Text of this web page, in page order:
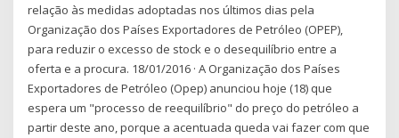
relação às medidas adoptadas nos últimos dias pela
Organização dos Países Exportadores de Petróleo (OPEP),
para reduzir o excesso de stock e o desequilíbrio entre a
oferta e a procura. 18/01/2016 · A Organização dos Países
Exportadores de Petróleo (Opep) anunciou hoje (18) que
espera um "processo de reequilíbrio" do preço do petróleo a
partir deste ano, porque a acentuada queda vai fazer com que